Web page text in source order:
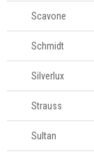
Scavone
Schmidt
Silverlux
Strauss
Sultan